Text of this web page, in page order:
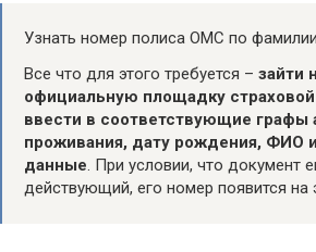
Узнать номер полиса ОМС по фамилии
Все что для этого требуется – зайти
официальную площадку
ввести в соответствующие графы
проживания, дату рождения, ФИО
данные. При условии, что документ
действующий, его номер появится на